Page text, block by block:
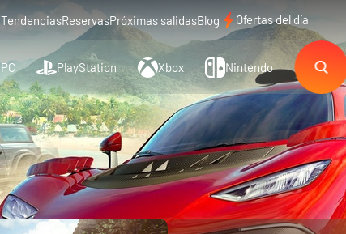
TendenciasReservasPróximas salidasBlog Ofertas del día
PC PlayStation Xbox Nintendo